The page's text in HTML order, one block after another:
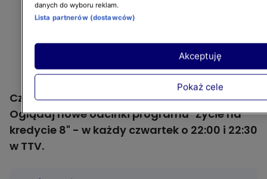
Czy Yullia i Jarek dojdą do porozumienia?
Oglądaj nowe odcinki programu "Życie na
kredycie 8" - w każdy czwartek o 22:00 i 22:30
w TTV.
danych do wyboru reklam.
Lista partnerów (dostawców)
Pokaż cele
Akceptuję